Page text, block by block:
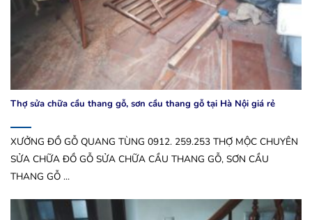
Thợ sửa chữa cầu thang gỗ, sơn cầu thang gỗ tại Hà Nội giá rẻ
XƯỞNG ĐỒ GỖ QUANG TÙNG 0912. 259.253 THỢ MỘC CHUYÊN
SỬA CHỮA ĐỒ GỖ SỬA CHỮA CẦU THANG GỖ, SƠN CẦU
THANG GỖ ...